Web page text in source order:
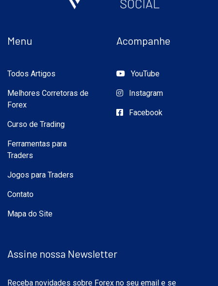
Menu
Todos Artigos
Melhores Corretoras de
Forex
Curso de Trading
Ferramentas para
Traders
Jogos para Traders
Contato
Mapa do Site
Acompanhe
YouTube
Instagram
Facebook
Assine nossa Newsletter
Receba novidades sobre Forex no seu email e se